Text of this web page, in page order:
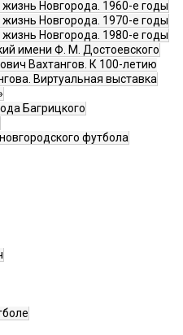
Новгорода. 1960-е годы
Новгорода. 1970-е годы
Новгорода. 1980-е годы
имени Ф. М. Достоевского
Вахтангов. К 100-летию
Виртуальная выставка
Багрицкого
футбола